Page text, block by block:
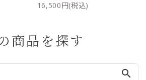
16,500円(税込)
商品を探す
search